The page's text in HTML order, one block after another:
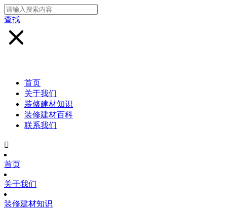
查找
首页
关于我们
装修建材知识
装修建材百科
联系我们

首页
关于我们
装修建材知识